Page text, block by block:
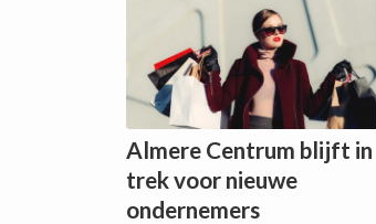
Almere Centrum blijft in
trek voor nieuwe
ondernemers